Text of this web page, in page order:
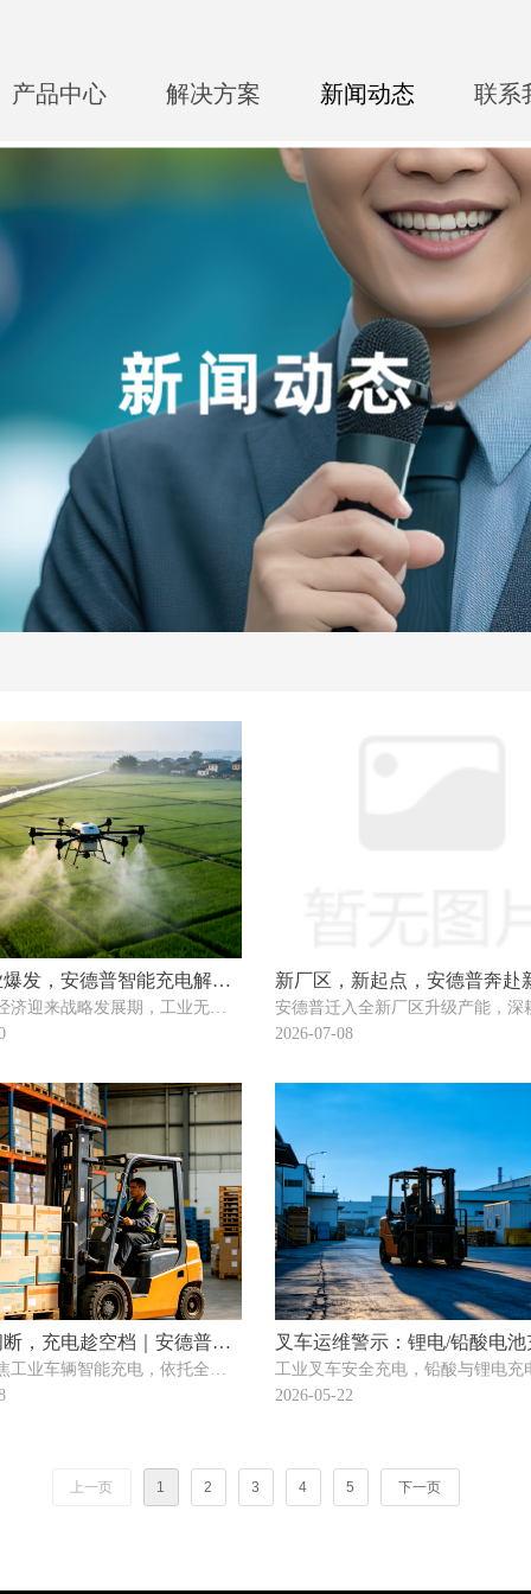
产品中心 解决方案 新闻动态 联系
发，安德普智能充电解决
业无人机全场景落地！
济迎来战略发展期，工业无人
刚需场景，赋能各行业智能化
化解决方案，助力低空产业高
发展。
新厂区，新起点，安德普奔赴
程！
安德普迁入全新厂区升级产能，深
充电，奋进发展新征程
2026-07-08
，充电趁空档｜安德普赋
机会充电
工业车辆智能充电，依托全系
研算法，适配叉车充电需求，
叉车运维警示：锂电/铅酸电池
机，切勿混用
工业叉车安全充电，铅酸与锂电充
勿混用，可规避电池损耗与安全风
2026-05-22
上一页 1 2 3 4 5 下一页